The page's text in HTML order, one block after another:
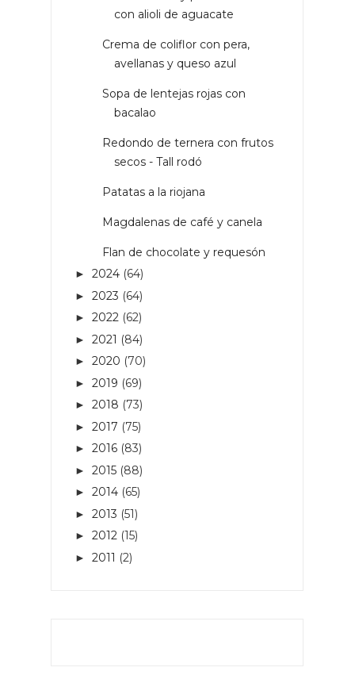
con alioli de aguacate
Crema de coliflor con pera,
avellanas y queso azul
Sopa de lentejas rojas con
bacalao
Redondo de ternera con frutos
secos - Tall rodó
Patatas a la riojana
Magdalenas de café y canela
Flan de chocolate y requesón
► 2024 (64)
► 2023 (64)
► 2022 (62)
► 2021 (84)
► 2020 (70)
► 2019 (69)
► 2018 (73)
► 2017 (75)
► 2016 (83)
► 2015 (88)
► 2014 (65)
► 2013 (51)
► 2012 (15)
► 2011 (2)